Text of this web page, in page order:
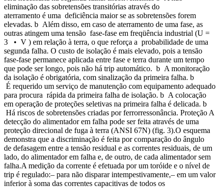
eliminação das sobretensões transitórias através do
aterramento é uma deficiência maior se as sobretensões forem
elevadas. b Além disso, em caso de aterramento de uma fase, as
outras atingem uma tensão fase-fase em freqüência industrial (U =
3 • V ) em relação à terra, o que reforça a probabilidade de uma
segunda falha. O custo de isolação é mais elevado, pois a tensão
fase-fase permanece aplicada entre fase e terra durante um tempo
que pode ser longo, pois não há trip automático. b A monitoração
da isolação é obrigatória, com sinalização da primeira falha. b
É requerido um serviço de manutenção com equipamento adequado
para procura rápida da primeira falha de isolação. b A colocação
em operação de proteções seletivas na primeira falha é delicada. b
Há riscos de sobretensões criadas por ferrorressonância. Proteção A
detecção do alimentador em falha pode ser feita através de uma
proteção direcional de fuga à terra (ANSI 67N) (fig. 3).O esquema
demonstra que a discriminação é feita por comparação do ângulo
de defasagem entre a tensão residual e as correntes residuais, de um
lado, do alimentador em falha e, de outro, de cada alimentador sem
falha.A medição da corrente é efetuada por um toróide e o nível de
trip é regulado:– para não disparar intempestivamente,– em um valor
inferior à soma das correntes capacitivas de todos os